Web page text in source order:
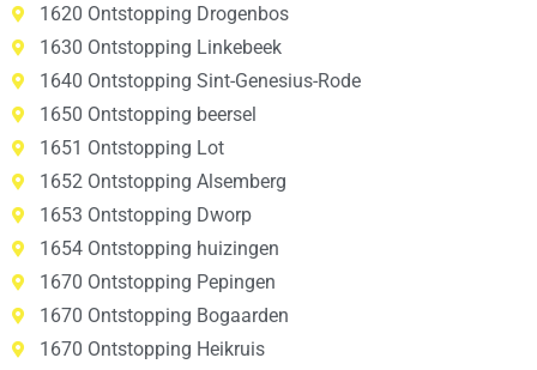
1620 Ontstopping Drogenbos
1630 Ontstopping Linkebeek
1640 Ontstopping Sint-Genesius-Rode
1650 Ontstopping beersel
1651 Ontstopping Lot
1652 Ontstopping Alsemberg
1653 Ontstopping Dworp
1654 Ontstopping huizingen
1670 Ontstopping Pepingen
1670 Ontstopping Bogaarden
1670 Ontstopping Heikruis